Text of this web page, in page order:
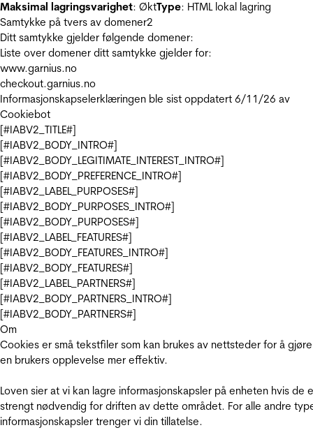
Maksimal lagringsvarighet: ØktType: HTML lokal lagring
Samtykke på tvers av domener2
Ditt samtykke gjelder følgende domener:
Liste over domener ditt samtykke gjelder for:
www.garnius.no
checkout.garnius.no
Informasjonskapselerklæringen ble sist oppdatert 6/11/26 av
Cookiebot
[#IABV2_TITLE#]
[#IABV2_BODY_INTRO#]
[#IABV2_BODY_LEGITIMATE_INTEREST_INTRO#]
[#IABV2_BODY_PREFERENCE_INTRO#]
[#IABV2_LABEL_PURPOSES#]
[#IABV2_BODY_PURPOSES_INTRO#]
[#IABV2_BODY_PURPOSES#]
[#IABV2_LABEL_FEATURES#]
[#IABV2_BODY_FEATURES_INTRO#]
[#IABV2_BODY_FEATURES#]
[#IABV2_LABEL_PARTNERS#]
[#IABV2_BODY_PARTNERS_INTRO#]
[#IABV2_BODY_PARTNERS#]
Om
Cookies er små tekstfiler som kan brukes av nettsteder for å gjøre
en brukers opplevelse mer effektiv.
Loven sier at vi kan lagre informasjonskapsler på enheten hvis de
strengt nødvendig for driften av dette området. For alle andre
informasjonskapsler trenger vi din tillatelse.